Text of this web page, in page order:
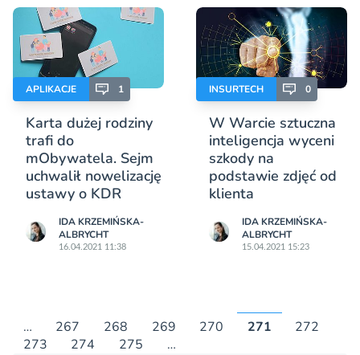
APLIKACJE 1
Karta dużej rodziny
trafi do
mObywatela. Sejm
uchwalił nowelizację
ustawy o KDR
IDA KRZEMIŃSKA-
ALBRYCHT
16.04.2021 11:38
INSURTECH 0
W Warcie sztuczna
inteligencja wyceni
szkody na
podstawie zdjęć od
klienta
IDA KRZEMIŃSKA-
ALBRYCHT
15.04.2021 15:23
… 267 268 269 270 271
272
273
274 275 …